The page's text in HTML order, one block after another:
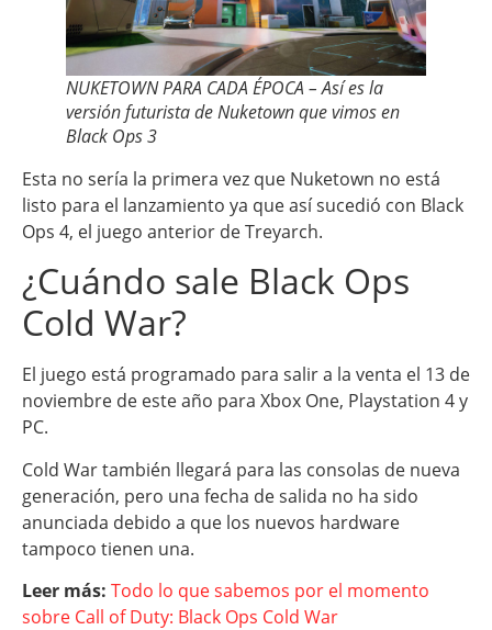
NUKETOWN PARA CADA ÉPOCA – Así es la
versión futurista de Nuketown que vimos en
Black Ops 3
Esta no sería la primera vez que Nuketown no está
listo para el lanzamiento ya que así sucedió con Black
Ops 4, el juego anterior de Treyarch.
¿Cuándo sale Black Ops
Cold War?
El juego está programado para salir a la venta el 13 de
noviembre de este año para Xbox One, Playstation 4 y
PC.
Cold War también llegará para las consolas de nueva
generación, pero una fecha de salida no ha sido
anunciada debido a que los nuevos hardware
tampoco tienen una.
Leer más: Todo lo que sabemos por el momento
sobre Call of Duty: Black Ops Cold War